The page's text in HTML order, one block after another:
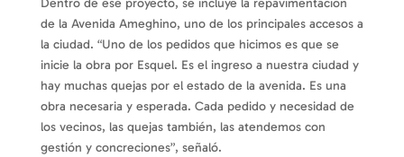
Dentro de ese proyecto, se incluye la repavimentación
de la Avenida Ameghino, uno de los principales accesos a
la ciudad. “Uno de los pedidos que hicimos es que se
inicie la obra por Esquel. Es el ingreso a nuestra ciudad y
hay muchas quejas por el estado de la avenida. Es una
obra necesaria y esperada. Cada pedido y necesidad de
los vecinos, las quejas también, las atendemos con
gestión y concreciones”, señaló.